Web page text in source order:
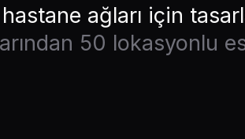
ağları için
50 lokasyonlu